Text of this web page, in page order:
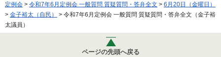
定例会 > 令和7年6月定例会 一般質問 質疑質問・答弁全文 > 6月20日（金曜日）
> 金子裕太（自民）
> 令和7年6月定例会 一般質問 質疑質問・答弁全文（金子裕
太議員）
ページの先頭へ戻る